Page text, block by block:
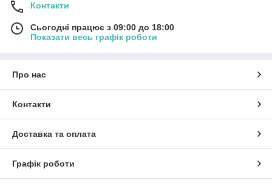
Контакти
Сьогодні працює з 09:00 до 18:00
Показати весь графік роботи
Про нас
Контакти
Доставка та оплата
Графік роботи